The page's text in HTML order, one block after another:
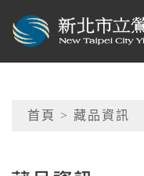
新北市
網頁導覽
首頁 > 藏品資訊